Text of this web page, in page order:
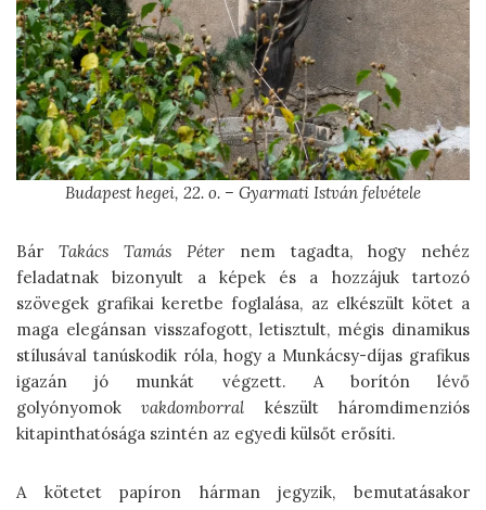
Budapest hegei, 22. o. – Gyarmati István felvétele
Bár Takács Tamás Péter nem tagadta, hogy nehéz
feladatnak bizonyult a képek és a hozzájuk tartozó
szövegek grafikai keretbe foglalása, az elkészült kötet a
maga elegánsan visszafogott, letisztult, mégis dinamikus
stílusával tanúskodik róla, hogy a Munkácsy-díjas grafikus
igazán jó munkát végzett. A borítón lévő
golyónyomokvakdomborral készült háromdimenziós
kitapinthatósága szintén az egyedi külsőt erősíti.
A kötetet papíron hárman jegyzik, bemutatásakor